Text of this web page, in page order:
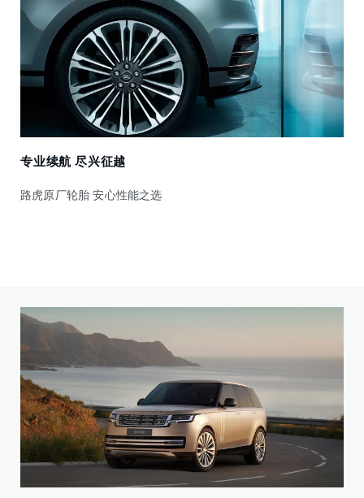
专业续航 尽兴征越
路虎原厂轮胎 安心性能之选